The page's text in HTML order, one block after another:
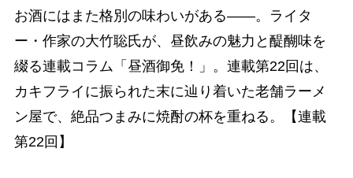
お酒にはまた格別の味わいがある――。ライタ
ー・作家の大竹聡氏が、昼飲みの魅力と醍醐味を
綴る連載コラム「昼酒御免！」。連載第22回は、
カキフライに振られた末に辿り着いた老舗ラーメ
ン屋で、絶品つまみに焼酎の杯を重ねる。【連載
第22回】